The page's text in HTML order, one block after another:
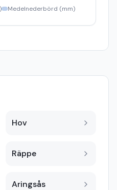
Medelnederbörd (mm)
Hov
Räppe
Aringsås